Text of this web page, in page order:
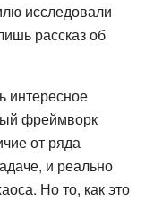
исследовали
рассказ об
интересное
фреймворк
от ряда
и реально
Но то, как это